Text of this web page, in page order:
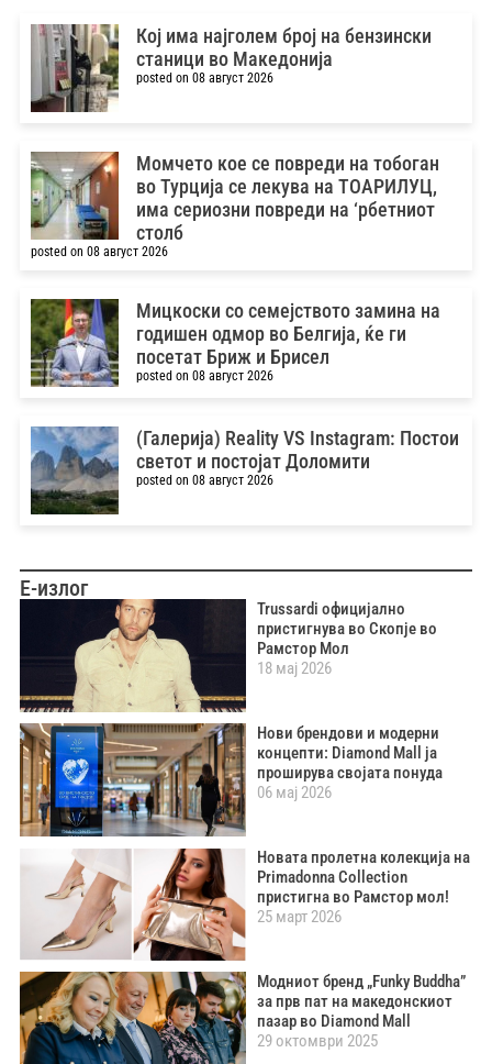
Кој има најголем број на бензински
станици во Македонија
posted on 08 август 2026
Момчето кое се повреди на тобоган
во Турција се лекува на ТОАРИЛУЦ,
има сериозни повреди на ‘рбетниот
столб
posted on 08 август 2026
Мицкоски со семејството замина на
годишен одмор во Белгија, ќе ги
посетат Бриж и Брисел
posted on 08 август 2026
(Галерија) Reality VS Instagram: Постои
светот и постојат Доломити
posted on 08 август 2026
Е-излог
Trussardi официјално
пристигнува во Скопје во
Рамстор Мол
18 мај 2026
Нови брендови и модерни
концепти: Diamond Mall ја
проширува својата понуда
06 мај 2026
Новата пролетна колекција на
Primadonna Collection
пристигна во Рамстор мол!
25 март 2026
Модниот бренд „Funky Buddha”
за прв пат на македонскиот
пазар во Diamond Mall
29 октомври 2025